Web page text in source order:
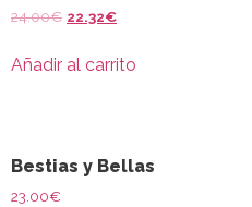
24.00€ 22.32€
Añadir al carrito
Bestias y Bellas
23.00€